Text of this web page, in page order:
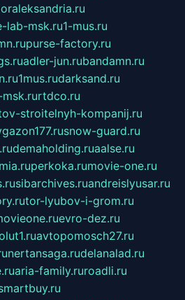
lab-msk.ru1-mus.ru
purse-factory.ru
adler-jun.rubandamn.ru
1mus.rudarksand.ru
rtdco.ru
stroitelnyh-kompanij.ru
snow-guard.ru
demaholding.ruaalse.ru
perkoka.rumovie-one.ru
sibarchives.ruandreislyusar.ru
tor-lyubov-i-grom.ru
evro-dez.ru
avtopomosch27.ru
nertansaga.rudelanalad.ru
aria-family.ruroadli.ru